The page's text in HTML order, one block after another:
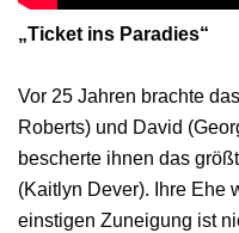
„Ticket ins Paradies“
Vor 25 Jahren brachte
Roberts) und David
bescherte ihnen das
(Kaitlyn Dever). Ihre Ehe
einstigen Zuneigung ist